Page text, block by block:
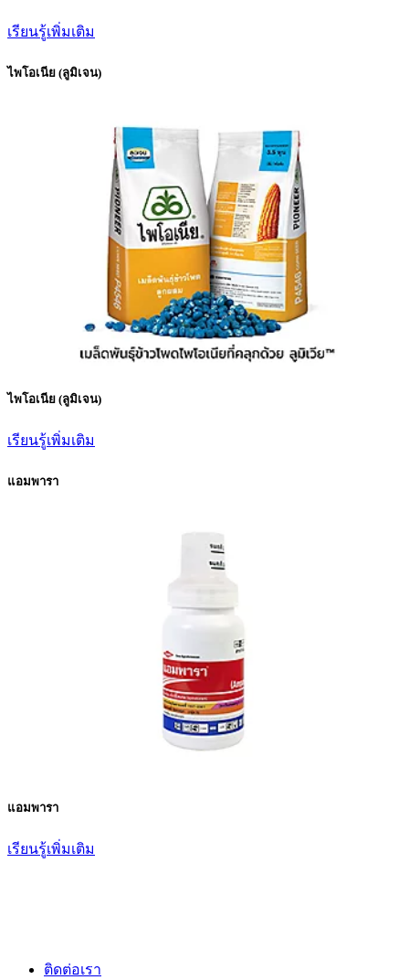
เรียนรู้เพิ่มเติม
ไพโอเนีย (ลูมิเจน)
ไพโอเนีย (ลูมิเจน)
เรียนรู้เพิ่มเติม
แอมพารา
แอมพารา
เรียนรู้เพิ่มเติม
ติดต่อเรา